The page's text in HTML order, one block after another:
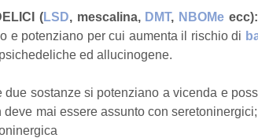
(LSD, mescalina, DMT, NBOMeecc):
e potenziano per cui aumenta il rischio di
ed allucinogene.
due sostanze si potenziano a vicenda e
deve mai essere assunto con